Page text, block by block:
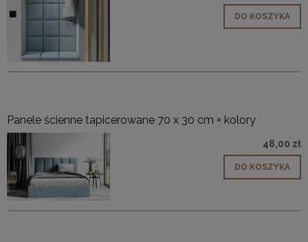
DO KOSZYKA
Panele ścienne tapicerowane 70 x 30 cm + kolory
48,00 zł
DO KOSZYKA